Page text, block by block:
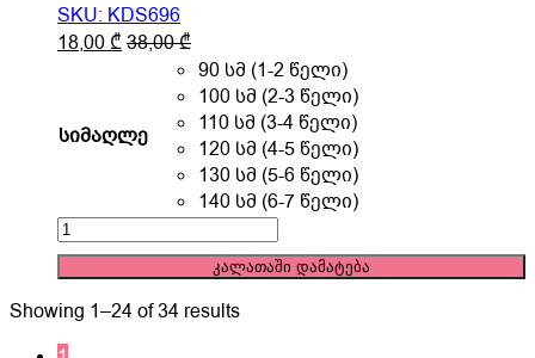
SKU: KDS696
18,00₾38,00₾This
product
has
multiple
variants.
The
options
may
be
chosen
on
სიმაღლე
90 სმ (1-2 წელი)
100 სმ (2-3 წელი)
110 სმ (3-4 წელი)
120 სმ (4-5 წელი)
130 სმ (5-6 წელი)
140 სმ (6-7 წელი)
გრძელსახელოებიანი
ზედა
quantity
კალათაში დამატება
Showing 1–24 of 34 results